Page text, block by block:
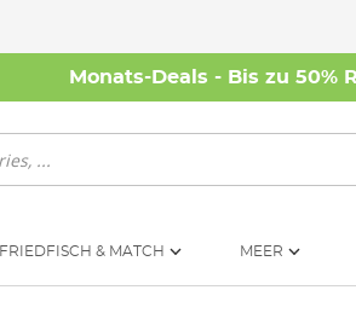
Monats-Deals - Bis zu 50%
FRIEDFISCH & MATCH MEER